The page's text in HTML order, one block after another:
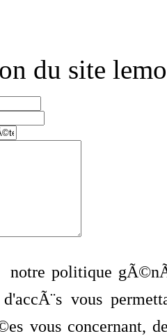
du site
politique
vous
vous concernant,